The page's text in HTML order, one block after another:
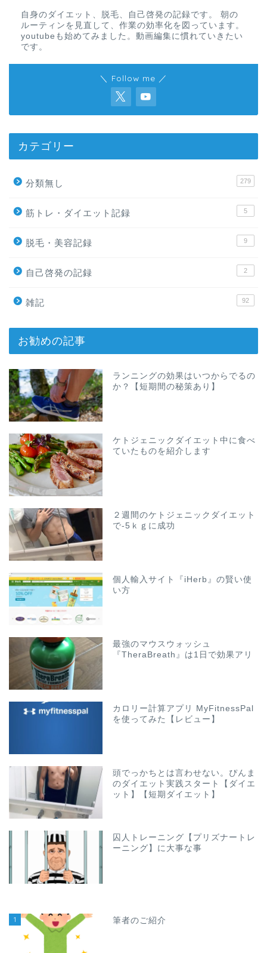
自身のダイエット、脱毛、自己啓発の記録です。 朝の
ルーティンを見直して、作業の効率化を図っています。
youtubeも始めてみました。動画編集に慣れていきたい
です。
＼ Follow me ／
カテゴリー
分類無し 279
筋トレ・ダイエット記録 5
脱毛・美容記録 9
自己啓発の記録 2
雑記 92
お勧めの記事
ランニングの効果はいつからでるの
か？【短期間の秘策あり】
ケトジェニックダイエット中に食べ
ていたものを紹介します
２週間のケトジェニックダイエット
で-5ｋｇに成功
個人輸入サイト『iHerb』の賢い使
い方
最強のマウスウォッシュ
『TheraBreath』は1日で効果アリ
カロリー計算アプリ MyFitnessPal
を使ってみた【レビュー】
頭でっかちとは言わせない。ぴんま
のダイエット実践スタート【ダイエ
ット】【短期ダイエット】
囚人トレーニング【プリズナートレ
ーニング】に大事な事
1 筆者のご紹介